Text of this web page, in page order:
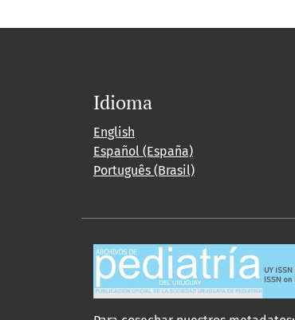
Idioma
English
Español (España)
Português (Brasil)